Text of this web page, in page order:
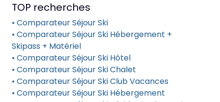
TOP recherches
• Comparateur Séjour Ski
• Comparateur Séjour Ski Hébergement +
Skipass + Matériel
• Comparateur Séjour Ski Hôtel
• Comparateur Séjour Ski Chalet
• Comparateur Séjour Ski Club Vacances
• Comparateur Séjour Ski Hébergement